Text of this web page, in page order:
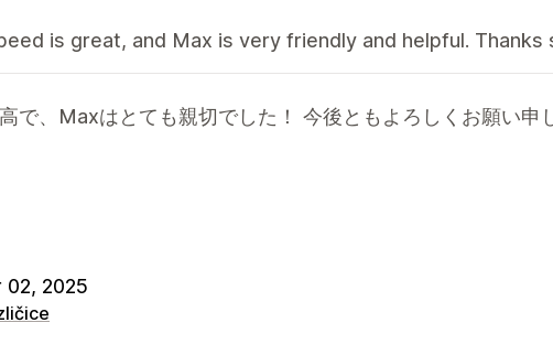
is great, and Max is very friendly and helpful. Thanks
で、Maxはとても親切でした！ 今後ともよろしくお願い申
2025